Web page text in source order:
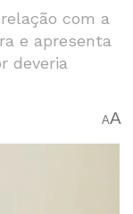
com a
e apresenta
deveria
AA